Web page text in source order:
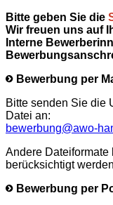
Bitte geben Sie die
Wir freuen uns auf
Interne
Bewerbung per
Bitte senden Sie die
Datei an:
bewerbung@awo-
Andere
berücksichtigt
Bewerbung per